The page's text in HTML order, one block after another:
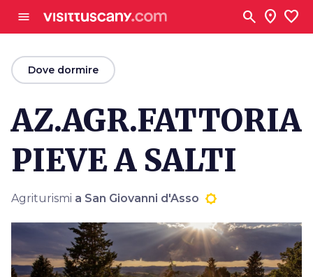
menu search location_on favorite
arrow_backDove dormire
AZ.AGR.FATTORIA
PIEVE A SALTI
Agriturismi a San Giovanni d'Asso